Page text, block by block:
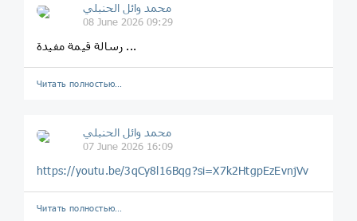
محمد وائل الحنبلي
08 June 2026 09:29
رسالة قيمة مفيدة ...
Читать полностью…
محمد وائل الحنبلي
07 June 2026 16:09
https://youtu.be/3qCy8l16Bqg?si=X7k2HtgpEzEvnjVv
Читать полностью…